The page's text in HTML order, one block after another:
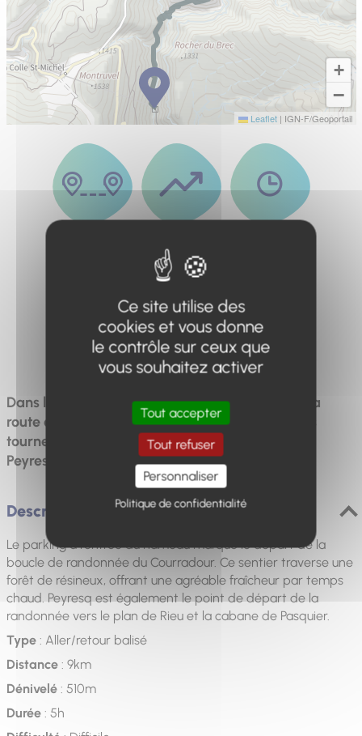
+
−
Leaflet | IGN-F/Geoportail
Difficulté
Difficile
Dans la commune de Thorame-Haute, prenez la
route en voiture jusqu'à Colle-Saint-Michel, puis
tournez à gauche en direction du hameau de
Peyresq, qui a été entièrement rénové
Description
Le parking à l'entrée du hameau marque le départ de la
boucle de randonnée du Courradour. Ce sentier traverse une
forêt de résineux, offrant une agréable fraîcheur par temps
chaud. Peyresq est également le point de départ de la
randonnée vers le plan de Rieu et la cabane de Pasquier.
Type: Aller/retour balisé
Distance: 9km
Dénivelé: 510m
Durée: 5h
Ce site utilise des
cookies et vous donne
le contrôle sur ceux que
vous souhaitez activer
Tout accepter
Tout refuser
Personnaliser
Politique de confidentialité